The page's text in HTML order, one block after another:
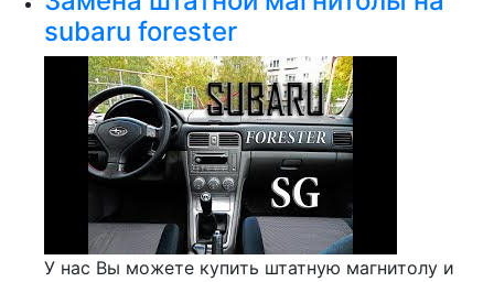
subaru forester
У нас Вы можете купить штатную магнитолу и